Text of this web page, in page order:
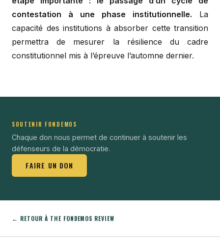
contestation à une phase institutionnelle. La
capacité des institutions à absorber cette transition
permettra de mesurer la résilience du cadre
constitutionnel mis à l’épreuve l’automne dernier.
SOUTENIR FONDEMOS
Chaque don nous permet de continuer à soutenir les
défenseurs de la démocratie.
FAIRE UN DON
← RETOUR À THE FONDEMOS REVIEW